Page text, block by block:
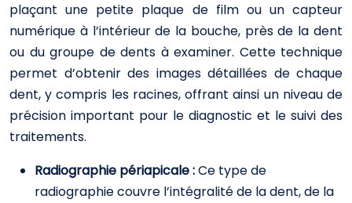
plaçant une petite plaque de film ou un capteur
numérique à l’intérieur de la bouche, près de la dent
ou du groupe de dents à examiner. Cette technique
permet d’obtenir des images détaillées de chaque
dent, y compris les racines, offrant ainsi un niveau de
précision important pour le diagnostic et le suivi des
traitements.
Radiographie périapicale :Ce type de
radiographie couvre l’intégralité de la dent, de la